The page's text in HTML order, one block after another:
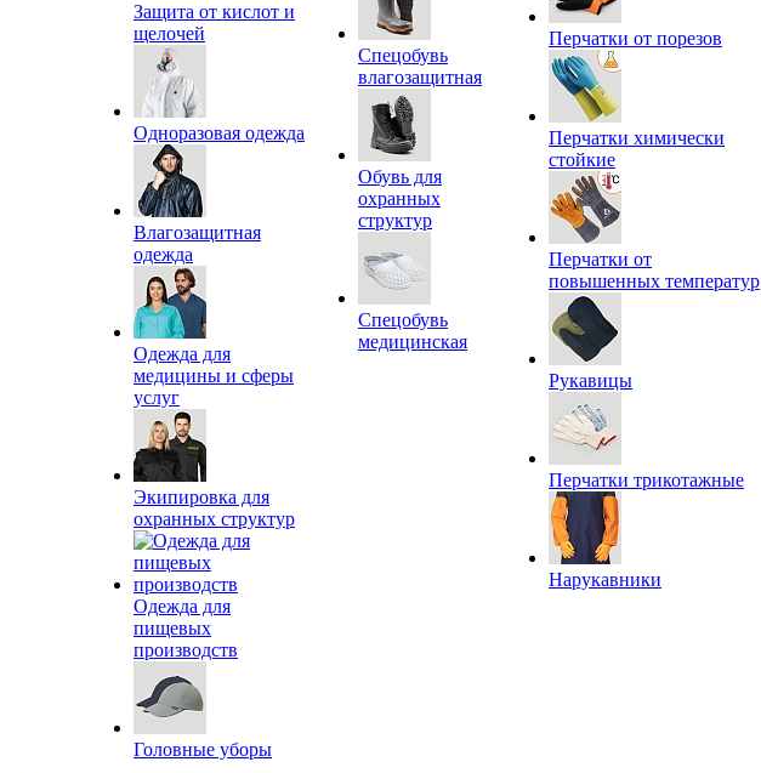
Защита от кислот и
щелочей
Одноразовая одежда
Влагозащитная
одежда
Одежда для
медицины и сферы
услуг
Экипировка для
охранных структур
Одежда для
пищевых
производств
Головные уборы
Спецобувь
влагозащитная
Обувь для
охранных
структур
Спецобувь
медицинская
Перчатки от порезов
Перчатки химически
стойкие
Перчатки от
повышенных температур
Рукавицы
Перчатки трикотажные
Нарукавники